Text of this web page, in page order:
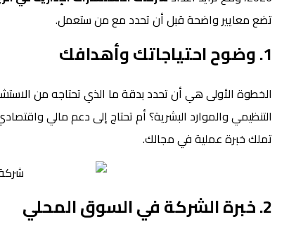
تضع معايير واضحة قبل أن تحدد مع من ستعمل.
1. وضوح احتياجاتك وأهدافك
الخطوة الأولى هي أن تحدد بدقة ما الذي تحتاجه من
التنظيمي والموارد البشرية؟ أم تحتاج إلى دعم مالي
تملك خبرة عملية في مجالك.
2. خبرة الشركة في السوق المحلي